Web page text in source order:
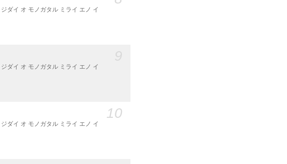
ダイ オ モノガタル ミライ エノ イ
ダイ オ モノガタル ミライ エノ イ
10
ダイ オ モノガタル ミライ エノ イ